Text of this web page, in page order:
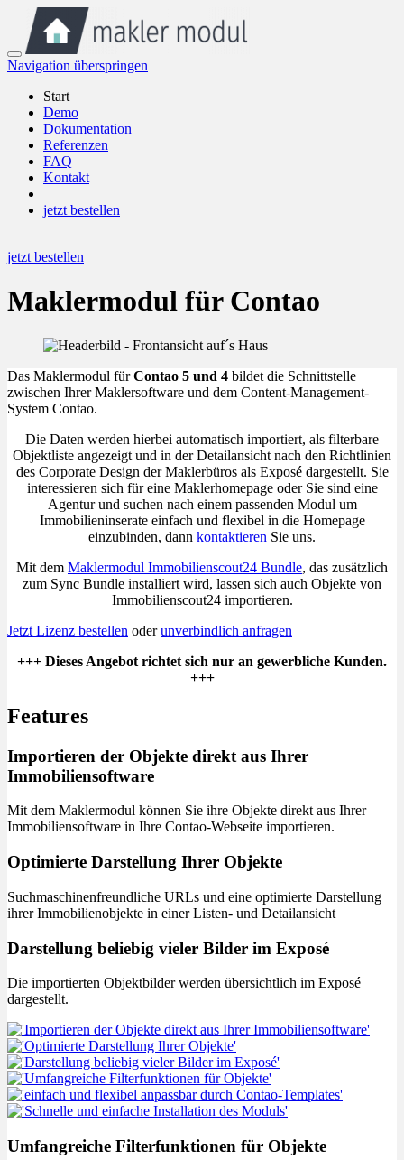
Navigation überspringen
Start
Demo
Dokumentation
Referenzen
FAQ
Kontakt
jetzt bestellen
jetzt bestellen
Maklermodul für Contao
Das Maklermodul fürContao 5 und 4 bildet die Schnittstelle
zwischen Ihrer Maklersoftware und dem Content-Management-
System Contao.
Die Daten werden hierbei automatisch importiert, als filterbare
Objektliste angezeigt und in der Detailansicht nach den Richtlinien
des Corporate Design der Maklerbüros als Exposé dargestellt. Sie
interessieren sich für eine Maklerhomepage oder Sie sind eine
Agentur und suchen nach einem passenden Modul um
Immobilieninserate einfach und flexibel in die Homepage
einzubinden, dann kontaktieren Sie uns.
Mit dem Maklermodul Immobilienscout24 Bundle, das zusätzlich
zum Sync Bundle installiert wird, lassen sich auch Objekte von
Immobilienscout24 importieren.
Jetzt Lizenz bestellen oderunverbindlich anfragen
+++ Dieses Angebot richtet sich nur an gewerbliche Kunden.
+++
Features
Importieren der Objekte direkt aus Ihrer
Immobiliensoftware
Mit dem Maklermodul können Sie ihre Objekte direkt aus Ihrer
Immobiliensoftware in Ihre Contao-Webseite importieren.
Optimierte Darstellung Ihrer Objekte
Suchmaschinenfreundliche URLs und eine optimierte Darstellung
ihrer Immobilienobjekte in einer Listen- und Detailansicht
Darstellung beliebig vieler Bilder im Exposé
Die importierten Objektbilder werden übersichtlich im Exposé
dargestellt.
Umfangreiche Filterfunktionen für Objekte